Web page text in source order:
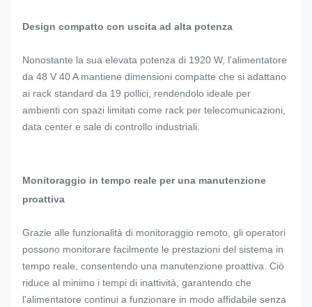
Design compatto con uscita ad alta potenza
Nonostante la sua elevata potenza di 1920 W, l'alimentatore
da 48 V 40 A mantiene dimensioni compatte che si adattano
ai rack standard da 19 pollici, rendendolo ideale per
ambienti con spazi limitati come rack per telecomunicazioni,
data center e sale di controllo industriali.
Monitoraggio in tempo reale per una manutenzione
proattiva
Grazie alle funzionalità di monitoraggio remoto, gli operatori
possono monitorare facilmente le prestazioni del sistema in
tempo reale, consentendo una manutenzione proattiva. Ciò
riduce al minimo i tempi di inattività, garantendo che
l'alimentatore continui a funzionare in modo affidabile senza